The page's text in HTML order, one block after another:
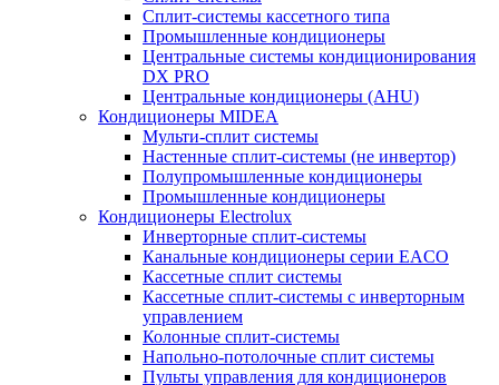
Сплит-системы кассетного типа
Промышленные кондиционеры
Центральные системы кондиционирования
DX PRO
Центральные кондиционеры (AHU)
Кондиционеры MIDEA
Мульти-сплит системы
Настенные сплит-системы (не инвертор)
Полупромышленные кондиционеры
Промышленные кондиционеры
Кондиционеры Electrolux
Инверторные сплит-системы
Канальные кондиционеры серии EACO
Кассетные сплит системы
Кассетные сплит-системы с инверторным
управлением
Колонные сплит-системы
Напольно-потолочные сплит системы
Пульты управления для кондиционеров